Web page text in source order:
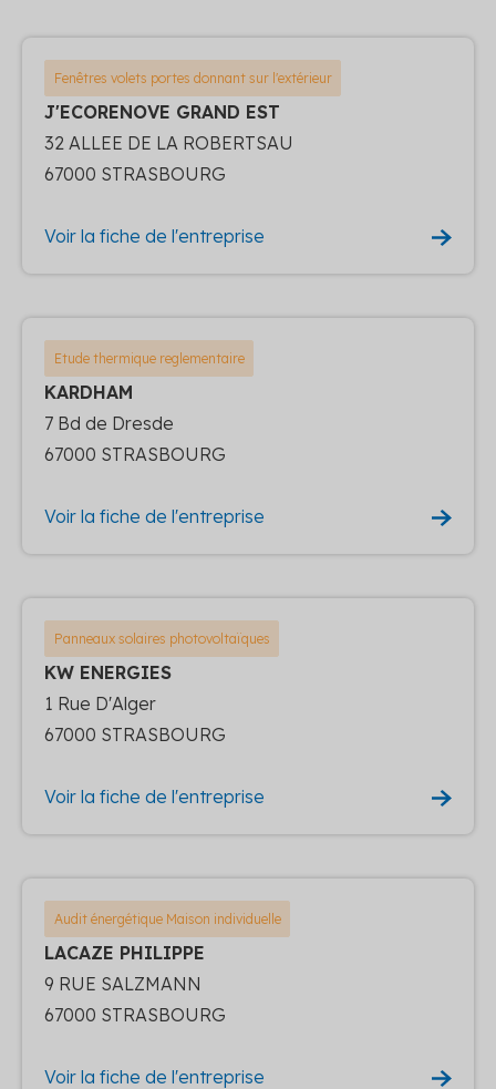
Fenêtres volets portes donnant sur l'extérieur
J'ECORENOVE GRAND EST
32 ALLEE DE LA ROBERTSAU
67000 STRASBOURG
Voir la fiche de l'entreprise
Etude thermique reglementaire
KARDHAM
7 Bd de Dresde
67000 STRASBOURG
Voir la fiche de l'entreprise
Panneaux solaires photovoltaïques
KW ENERGIES
1 Rue D'Alger
67000 STRASBOURG
Voir la fiche de l'entreprise
Audit énergétique Maison individuelle
LACAZE PHILIPPE
9 RUE SALZMANN
67000 STRASBOURG
Voir la fiche de l'entreprise